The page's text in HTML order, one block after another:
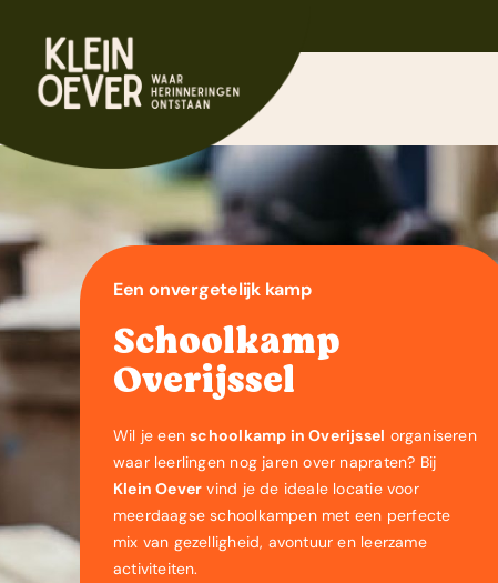
inhoud
Een onvergetelijk kamp
Schoolkamp
Overijssel
Wil je eenschoolkamp in Overijssel organiseren
waar leerlingen nog jaren over napraten? Bij
Klein Oever vind je de ideale locatie voor
meerdaagse schoolkampen met een perfecte
mix van gezelligheid, avontuur en leerzame
activiteiten.